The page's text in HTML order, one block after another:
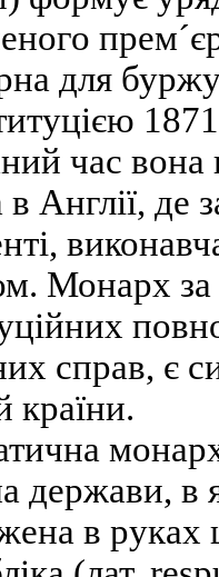
для
час вона
Англії, де
Монарх
справ, є
країни.
в
в